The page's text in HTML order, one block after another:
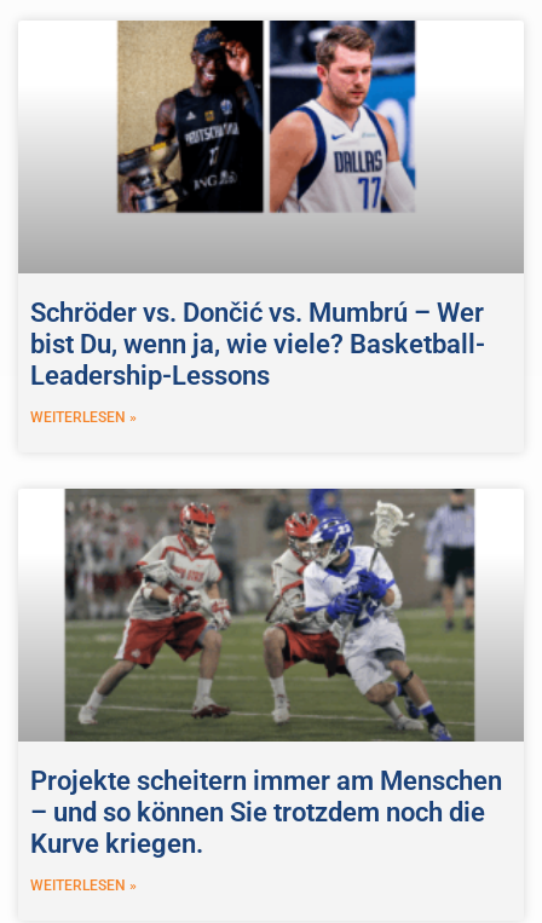
Schröder vs. Dončić vs. Mumbrú – Wer
bist Du, wenn ja, wie viele? Basketball-
Leadership-Lessons
WEITERLESEN »
Projekte scheitern immer am Menschen
– und so können Sie trotzdem noch die
Kurve kriegen.
WEITERLESEN »